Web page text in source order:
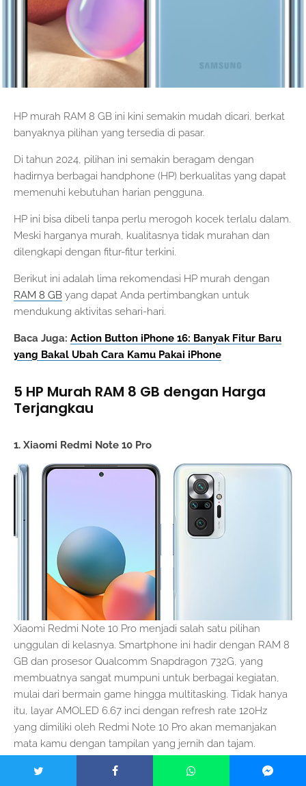
HP murah RAM 8 GB ini kini semakin mudah dicari, berkat
banyaknya pilihan yang tersedia di pasar.
Di tahun 2024, pilihan ini semakin beragam dengan
hadirnya berbagai handphone (HP) berkualitas yang dapat
memenuhi kebutuhan harian pengguna.
HP ini bisa dibeli tanpa perlu merogoh kocek terlalu dalam.
Meski harganya murah, kualitasnya tidak murahan dan
dilengkapi dengan fitur-fitur terkini.
Berikut ini adalah lima rekomendasi HP murah dengan
RAM 8 GB yang dapat Anda pertimbangkan untuk
mendukung aktivitas sehari-hari.
Baca Juga: Action Button iPhone 16: Banyak Fitur Baru
yang Bakal Ubah Cara Kamu Pakai iPhone
5 HP Murah RAM 8 GB dengan Harga
Terjangkau
1. Xiaomi Redmi Note 10 Pro
Xiaomi Redmi Note 10 Pro menjadi salah satu pilihan
unggulan di kelasnya. Smartphone ini hadir dengan RAM 8
GB dan prosesor Qualcomm Snapdragon 732G, yang
membuatnya sangat mumpuni untuk berbagai kegiatan,
mulai dari bermain game hingga multitasking. Tidak hanya
itu, layar AMOLED 6.67 inci dengan refresh rate 120Hz
yang dimiliki oleh Redmi Note 10 Pro akan memanjakan
mata kamu dengan tampilan yang jernih dan tajam.
Harga: Mulai dari Rp3.199.000